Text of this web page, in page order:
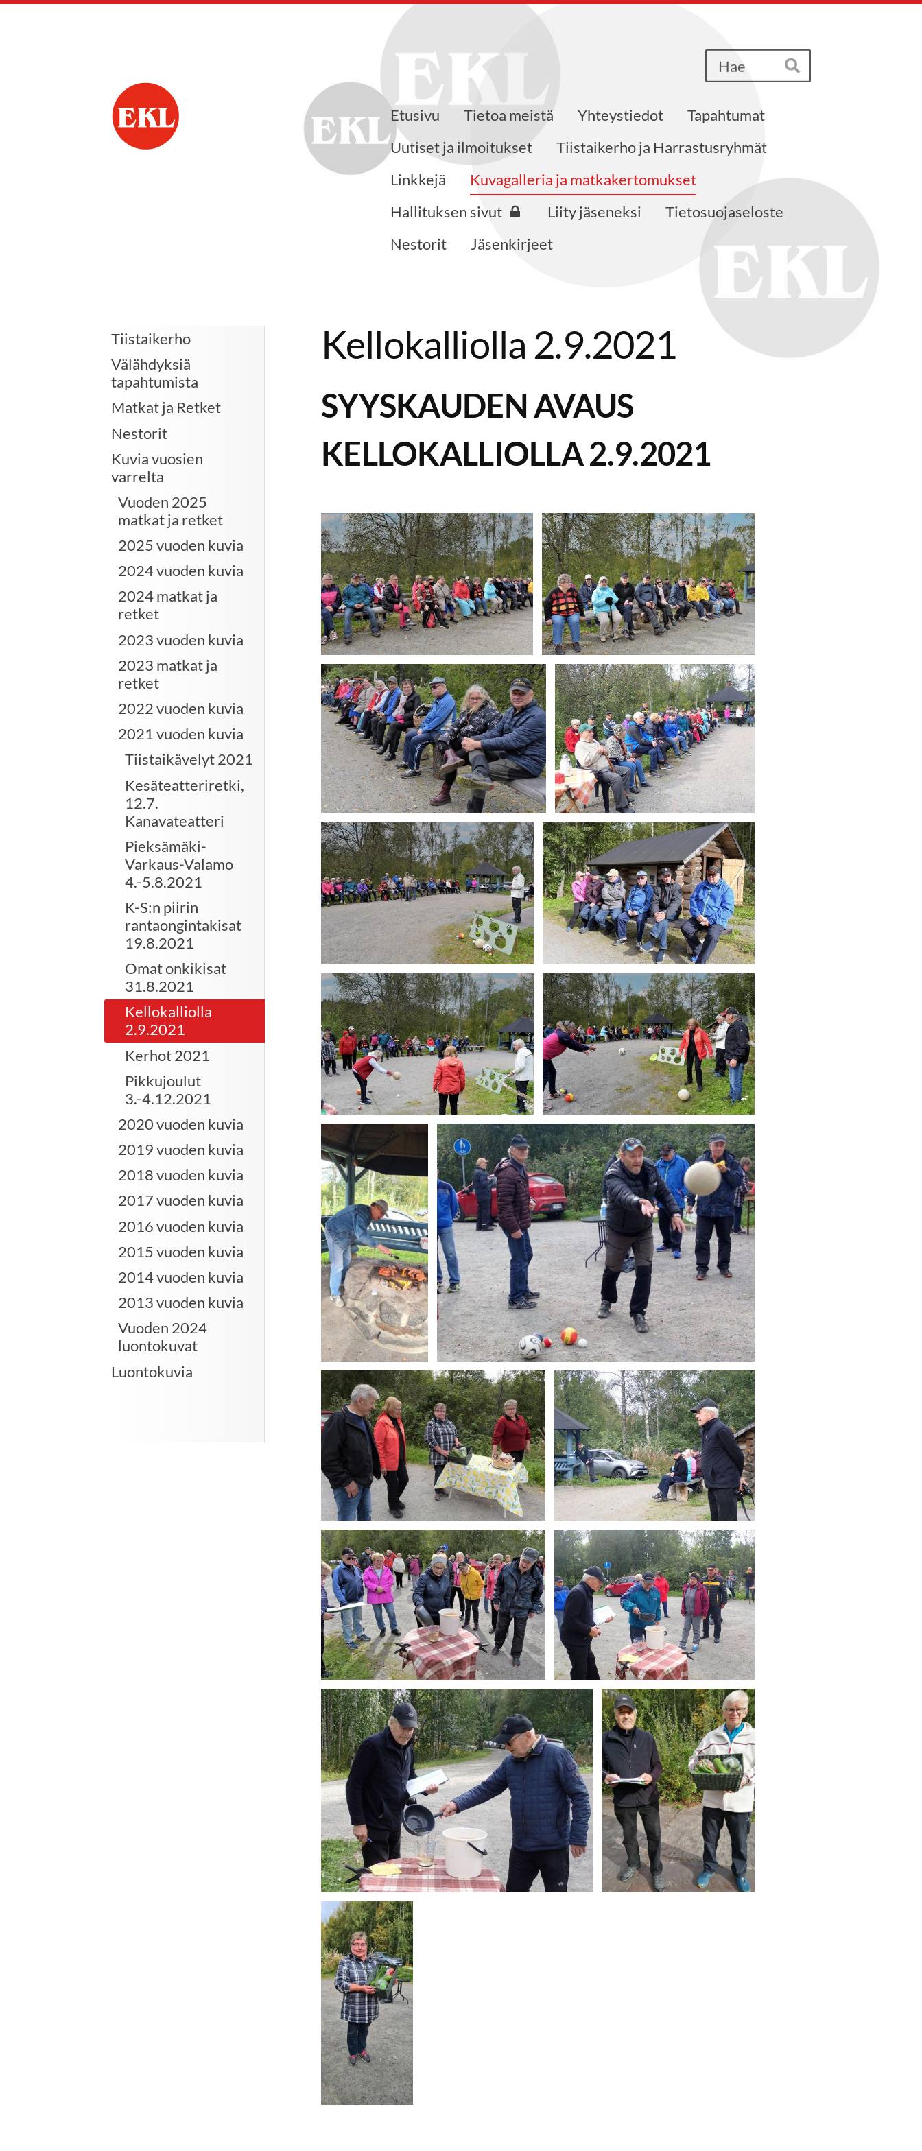
Hae
Jämsän Eläkkeensaajat ry. Etusivu Tietoa meistä Yhteystiedot
Tapahtumat
Uutiset ja ilmoitukset
Tiistaikerho ja Harrastusryhmät
Linkkejä
Kuvagalleria ja matkakertomukset
Hallituksen sivut
Liity jäseneksi
Tietosuojaseloste
Nestorit
Jäsenkirjeet
Tiistaikerho
Välähdyksiä
tapahtumista
Matkat ja Retket
Nestorit
Kuvia vuosien
varrelta
Vuoden 2025
matkat ja retket
2025 vuoden kuvia
2024 vuoden kuvia
2024 matkat ja
retket
2023 vuoden kuvia
2023 matkat ja
retket
2022 vuoden kuvia
2021 vuoden kuvia
Tiistaikävelyt 2021
Kesäteatteriretki,
12.7.
Kanavateatteri
Pieksämäki-
Varkaus-Valamo
4.-5.8.2021
K-S:n piirin
rantaongintakisat
19.8.2021
Omat onkikisat
31.8.2021
Kellokalliolla
2.9.2021
Kerhot 2021
Pikkujoulut
3.-4.12.2021
2020 vuoden kuvia
2019 vuoden kuvia
2018 vuoden kuvia
2017 vuoden kuvia
2016 vuoden kuvia
2015 vuoden kuvia
2014 vuoden kuvia
2013 vuoden kuvia
Vuoden 2024
luontokuvat
Luontokuvia
Kellokalliolla 2.9.2021
SYYSKAUDEN AVAUS
KELLOKALLIOLLA 2.9.2021